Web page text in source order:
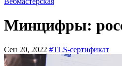
Минцифры:
Сен 20, 2022 #TLS-сертификат